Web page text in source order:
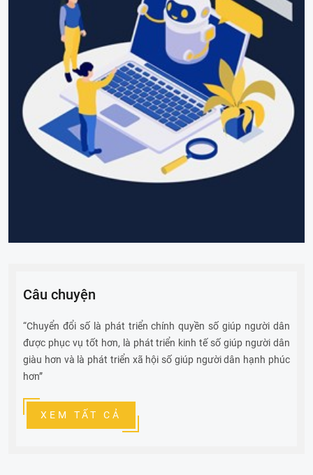
Câu chuyện
“Chuyển đổi số là phát triển chính quyền số giúp người dân
được phục vụ tốt hơn, là phát triển kinh tế số giúp người dân
giàu hơn và là phát triển xã hội số giúp người dân hạnh phúc
hơn”
XEM TẤT CẢ